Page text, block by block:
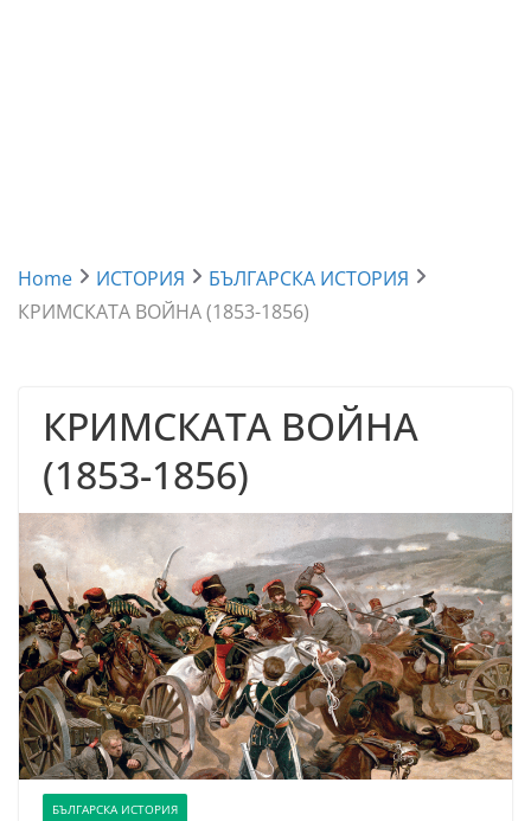
Home ИСТОРИЯ
БЪЛГАРСКА ИСТОРИЯ
КРИМСКАТА ВОЙНА (1853-1856)
КРИМСКАТА ВОЙНА
(1853-1856)
БЪЛГАРСКА ИСТОРИЯ